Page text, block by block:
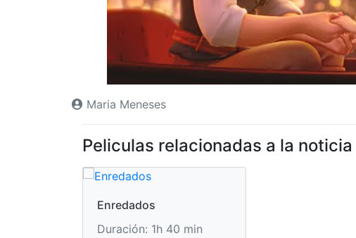
Maria Meneses
Peliculas relacionadas a la noticia
Enredados
Duración: 1h 40 min